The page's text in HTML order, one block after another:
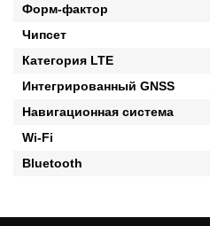
Форм-фактор
Чипсет
Категория LTE
Интегрированный GNSS
Навигационная система
Wi-Fi
Bluetooth